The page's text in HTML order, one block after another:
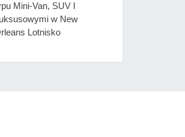
Mini-Van, SUV I
w New
Lotnisko